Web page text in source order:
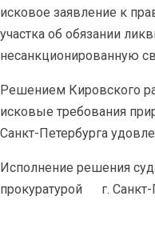
исковое заявление к
участка об обязании
несанкционированную
Решением Кировского
исковые требования
Санкт-Петербурга
Исполнение решения
прокуратурой
г.